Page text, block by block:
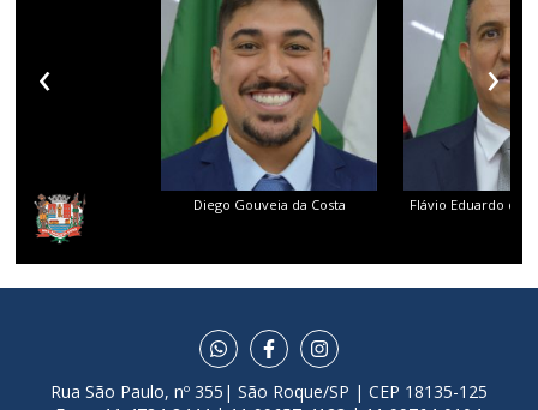
Diego Gouveia da Costa Flávio Eduardo dos
‹ ›
Rua São Paulo, nº 355| São Roque/SP | CEP 18135-125